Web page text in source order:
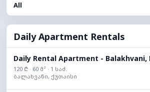
All
Daily Apartment Rentals
Daily Rental Apartment - Balakhvani,
120 ₾ · 60 მ² · 1 საძ.
ბალახვანი, ქუთაისი